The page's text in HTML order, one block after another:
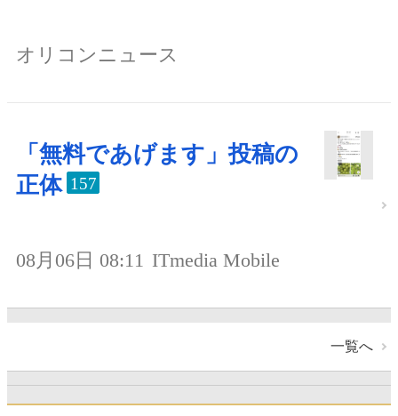
オリコンニュース
「無料であげます」投稿の
正体 157
08月06日 08:11 ITmedia Mobile
一覧へ